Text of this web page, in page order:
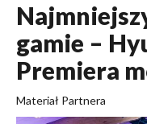
gamie –
Premiera
Materiał Partnera